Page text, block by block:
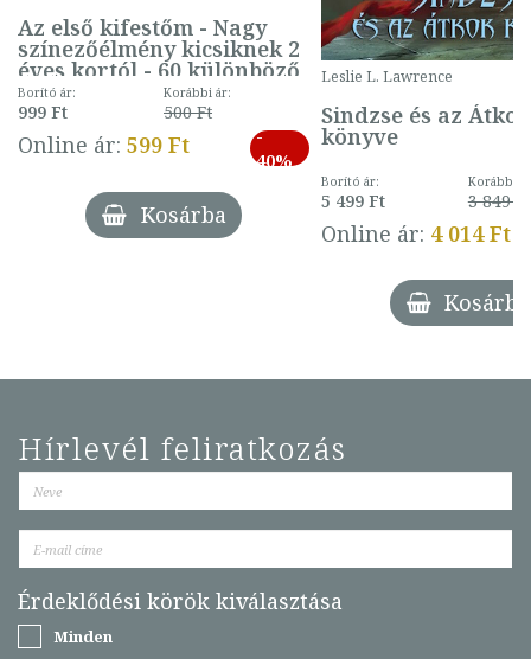
Az első kifestőm - Nagy
színezőélmény kicsiknek 2
éves kortól - 60 különböző
mintával (gombás)
Borító ár:
999 Ft
Korábbi ár:
500 Ft
Online ár: 599 Ft
-
40%
Kosárba
Leslie L. Lawrence
Sindzse és az Átkok
könyve
Borító ár:
5 499 Ft
Korábbi
3 849 Ft
Online ár: 4 014 Ft
Kosárba
Hírlevél feliratkozás
Érdeklődési körök kiválasztása
Minden